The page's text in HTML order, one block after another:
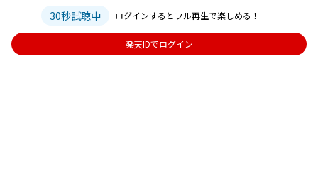
30秒試聴中 ログインするとフル再生で楽しめる！
楽天IDでログイン